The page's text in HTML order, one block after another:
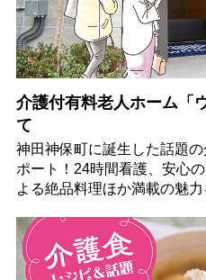
介護付有料老人ホーム「
て
神田神保町に誕生した話題
ポート！24時間看護、安心
よる絶品料理ほか満載の魅力